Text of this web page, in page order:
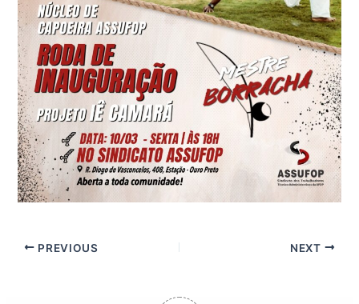
PREVIOUS NEXT